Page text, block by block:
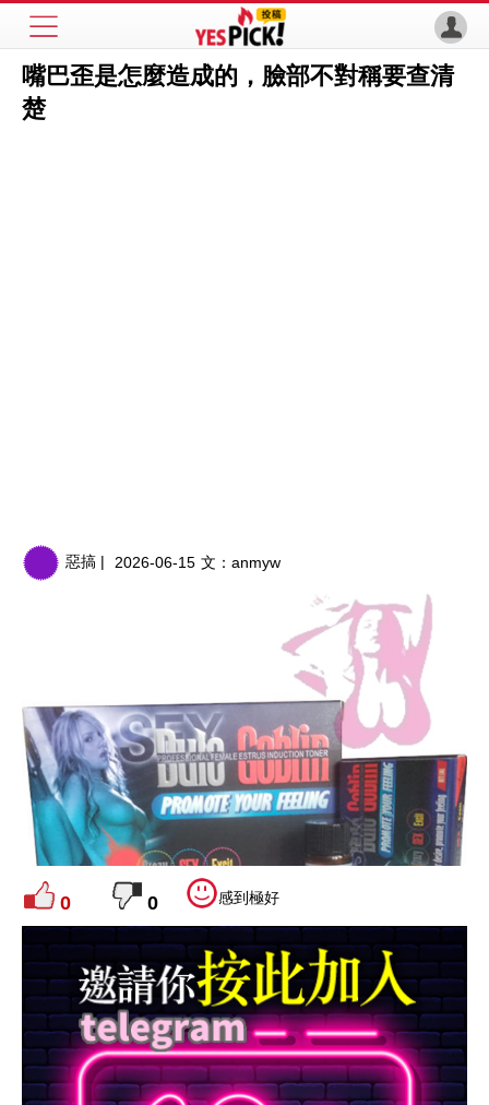
嘴巴歪是怎麼造成的，臉部不對稱要查清
楚
惡搞 | 2026-06-15 文： anmyw
0 0 感到極好